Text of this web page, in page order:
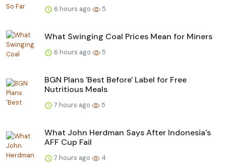
6 hours ago 5
What Swinging Coal Prices Mean for Miners
6 hours ago 5
BGN Plans 'Best Before' Label for Free
Nutritious Meals
7 hours ago 5
What John Herdman Says After Indonesia's
AFF Cup Fail
7 hours ago 4